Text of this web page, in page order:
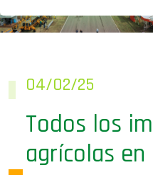
04/02/25
Todos los
agrícolas